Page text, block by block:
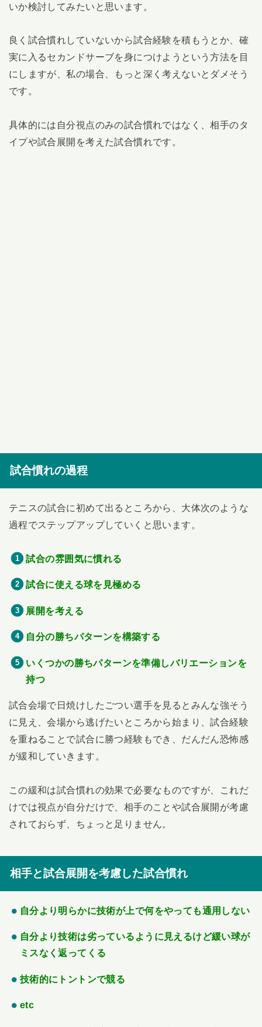
いか検討してみたいと思います。
良く試合慣れしていないから試合経験を積もうとか、確
実に入るセカンドサーブを身につけようという方法を目
にしますが、私の場合、もっと深く考えないとダメそう
です。
具体的には自分視点のみの試合慣れではなく、相手のタ
イプや試合展開を考えた試合慣れです。
試合慣れの過程
テニスの試合に初めて出るところから、大体次のような
過程でステップアップしていくと思います。
試合の雰囲気に慣れる
試合に使える球を見極める
展開を考える
自分の勝ちパターンを構築する
いくつかの勝ちパターンを準備しバリエーションを
持つ
試合会場で日焼けしたごつい選手を見るとみんな強そう
に見え、会場から逃げたいところから始まり、試合経験
を重ねることで試合に勝つ経験もでき、だんだん恐怖感
が緩和していきます。
この緩和は試合慣れの効果で必要なものですが、これだ
けでは視点が自分だけで、相手のことや試合展開が考慮
されておらず、ちょっと足りません。
相手と試合展開を考慮した試合慣れ
自分より明らかに技術が上で何をやっても通用しない
自分より技術は劣っているように見えるけど緩い球が
ミスなく返ってくる
技術的にトントンで競る
etc